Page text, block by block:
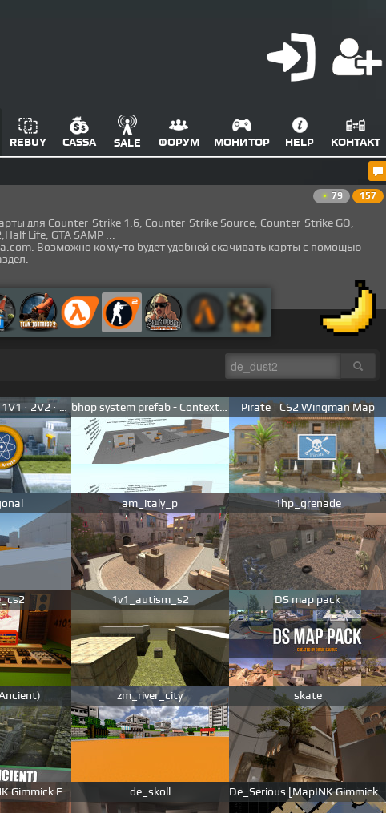
REBUY CASSA SALE ФОРУМ МОНИТОР HELP КОНТАКТ
79 157
для Counter-Strike 1.6, Counter-Strike Source, Counter-Strike GO,
Life, GTA SAMP ...
Возможно кому-то будет удобней скачивать карты с помощью
Nuke Arena | CS2 1V1 · 2V2 · 3V3 Map bhop system prefab - Context method Pirate | CS2 Wingman Map
am_italy_p 1hp_grenade
1v1_autism_s2 DS map pack
zm_river_city skate
De_Traps [MapINK Gimmick Event] de_skoll De_Serious [MapINK Gimmick Event]